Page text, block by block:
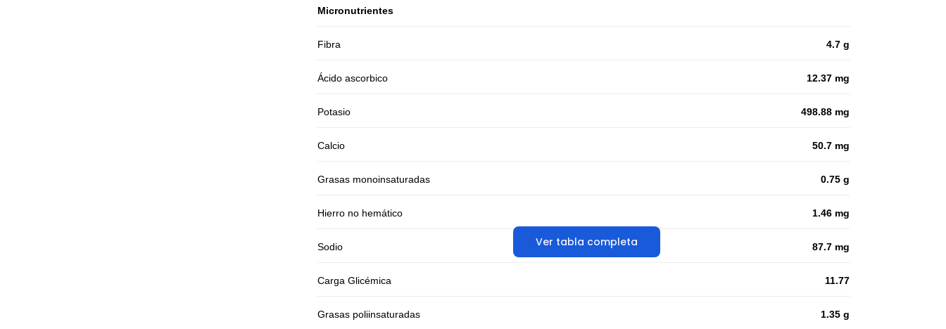
Ver tabla completa
Micronutrientes
Fibra 4.7 g
Ácido ascorbico 12.37 mg
Potasio 498.88 mg
Calcio 50.7 mg
Grasas monoinsaturadas 0.75 g
Hierro no hemático 1.46 mg
Sodio 87.7 mg
Carga Glicémica 11.77
Grasas poliinsaturadas 1.35 g